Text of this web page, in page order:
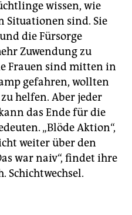
wissen, wie
Situationen sind. Sie
die Fürsorge
Zuwendung zu
Frauen sind mitten in
gefahren, wollten
helfen. Aber jeder
das Ende für die
„Blöde Aktion“,
weiter über den
war naiv“, findet ihre
Schichtwechsel.